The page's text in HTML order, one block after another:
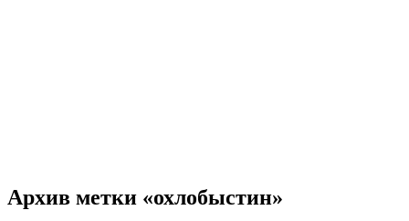
Архив метки «охлобыстин»